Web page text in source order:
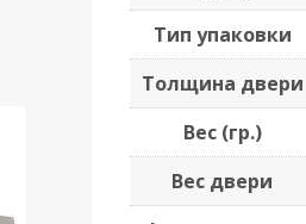
Тип упаковки
Толщина двери
Вес (гр.)
Вес двери